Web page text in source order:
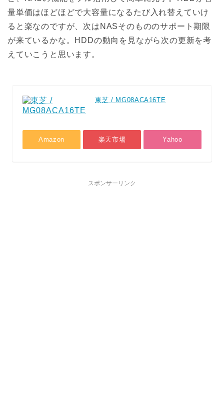
量単価はほどほどで大容量になるたび入れ替えていけ
ると楽なのですが、次はNASそのもののサポート期限
が来ているかな。HDDの動向を見ながら次の更新を考
えていこうと思います。
東芝 / MG08ACA16TE
Amazon 楽天市場 Yahoo
スポンサーリンク